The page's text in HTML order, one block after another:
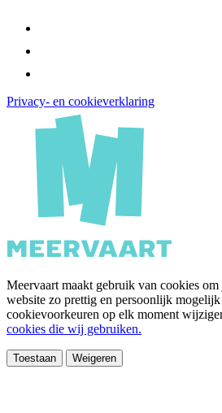
Privacy- en cookieverklaring
Meervaart maakt gebruik van cookies om
website zo prettig en persoonlijk
cookievoorkeuren op elk moment
cookies die wij gebruiken.
Toestaan Weigeren